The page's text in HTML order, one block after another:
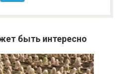
быть интересно